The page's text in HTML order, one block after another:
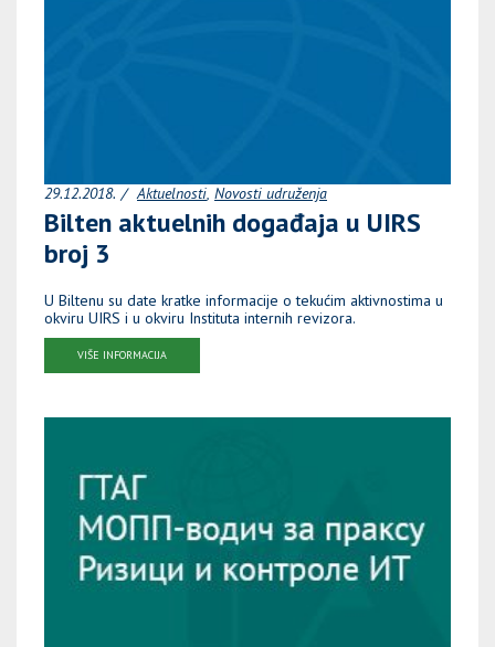
29.12.2018. Aktuelnosti Novosti udruženja
Bilten aktuelnih događaja u UIRS
broj 3
U Biltenu su date kratke informacije o tekućim aktivnostima u
okviru UIRS i u okviru Instituta internih revizora.
VIŠE INFORMACIJA